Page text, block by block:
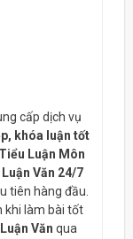
cấp dịch vụ
khóa luận tốt
Luận Môn
Văn 24/7
tiên hàng đầu.
khi làm bài tốt
Văn qua